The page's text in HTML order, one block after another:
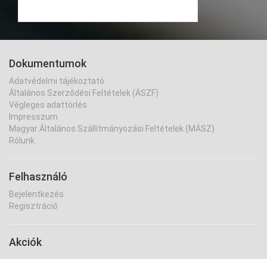
Dokumentumok
Adatvédelmi tájékoztató
Általános Szerződési Feltételek (ÁSZF)
Végleges adattörlés
Impresszum
Magyar Általános Szállítmányozási Feltételek (MÁSZ)
Rólunk
Felhasználó
Bejelentkezés
Regisztráció
Akciók